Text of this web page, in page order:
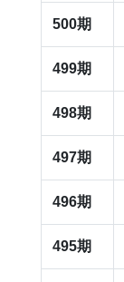
500期
499期
498期
497期
496期
495期